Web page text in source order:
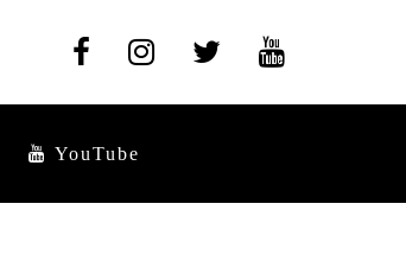
YouTube